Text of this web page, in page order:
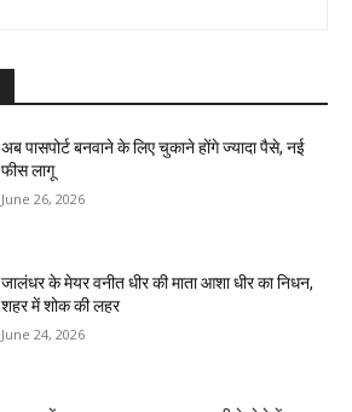
अब पासपोर्ट बनवाने के लिए चुकाने होंगे ज्यादा पैसे, नई
फीस लागू
June 26, 2026
जालंधर के मेयर वनीत धीर की माता आशा धीर का निधन,
शहर में शोक की लहर
June 24, 2026